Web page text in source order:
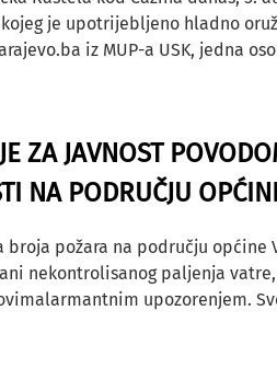
je upotrijebljeno hladno
iz MUP-a USK, jedna
ZA JAVNOST
NA PODRUČJU
broja požara na području
nekontrolisanog paljenja
upozorenjem.